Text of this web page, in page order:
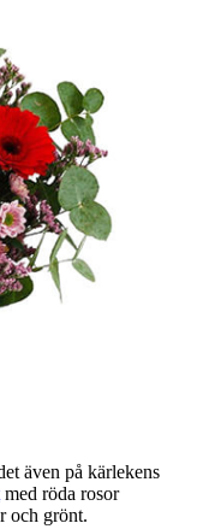
även på kärlekens
med röda rosor
och grönt.